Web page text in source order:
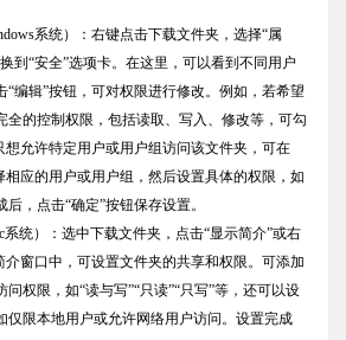
系统）：右键点击下载文件夹，选择“属
到“安全”选项卡。在这里，可以看到不同用户
“编辑”按钮，可对权限进行修改。例如，若希望
全的控制权限，包括读取、写入、修改等，可勾
想允许特定用户或用户组访问该文件夹，可在
相应的用户或用户组，然后设置具体的权限，如
，点击“确定”按钮保存设置。
统）：选中下载文件夹，点击“显示简介”或右
介窗口中，可设置文件夹的共享和权限。可添加
权限，如“读与写”“只读”“只写”等，还可以设
仅限本地用户或允许网络用户访问。设置完成